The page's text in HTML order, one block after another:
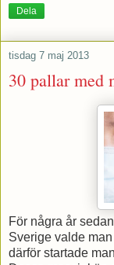
Dela
tisdag 7 maj 2013
30 pallar med
För några år
Sverige valde
därför startade